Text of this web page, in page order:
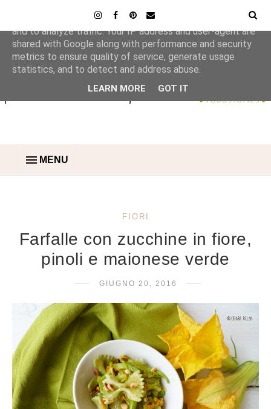
MENU
FIORI
Farfalle con zucchine in fiore,
pinoli e maionese verde
GIUGNO 20, 2016
This site uses cookies from Google to deliver its services
and to analyze traffic. Your IP address and user-agent are
shared with Google along with performance and security
metrics to ensure quality of service, generate usage
statistics, and to detect and address abuse.
LEARN MORE GOT IT